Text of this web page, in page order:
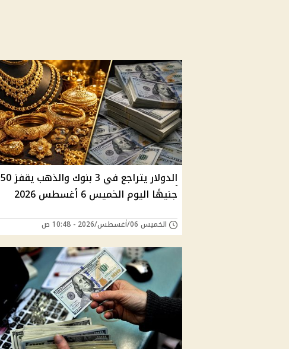
الدولار يتراجع في 3 بنوك والذهب يقفز 50
جنيهًا اليوم الخميس 6 أغسطس 2026
الخميس 06/أغسطس/2026 - 10:48 ص